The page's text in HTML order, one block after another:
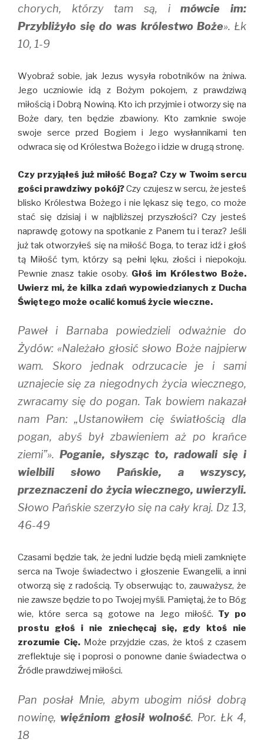
chorych, którzy tam są, imówcie im:
Przybliżyło się do was królestwo Boże». Łk
10, 1-9
Wyobraź sobie, jak Jezus wysyła robotników na żniwa.
Jego uczniowie idą z Bożym pokojem, z prawdziwą
miłością i Dobrą Nowiną. Kto ich przyjmie i otworzy się na
Boże dary, ten będzie zbawiony. Kto zamknie swoje
swoje serce przed Bogiem i Jego wysłannikami ten
odwraca się od Królestwa Bożego i idzie w drugą stronę.
Czy przyjąłeś już miłość Boga? Czy w Twoim sercu
gości prawdziwy pokój?Czy czujesz w sercu, że jesteś
blisko Królestwa Bożego i nie lękasz się tego, co może
stać się dzisiaj i w najbliższej przyszłości? Czy jesteś
naprawdę gotowy na spotkanie z Panem tu i teraz? Jeśli
już tak otworzyłeś się na miłość Boga, to teraz idź i głoś
tą Miłość tym, którzy są pełni lęku, złości i niepokoju.
Pewnie znasz takie osoby. Głoś im Królestwo Boże.
Uwierz mi, że kilka zdań wypowiedzianych z Ducha
Świętego może ocalić komuś życie wieczne.
Paweł i Barnaba powiedzieli odważnie do
Żydów: «Należało głosić słowo Boże najpierw
wam. Skoro jednak odrzucacie je i sami
uznajecie się za niegodnych życia wiecznego,
zwracamy się do pogan. Tak bowiem nakazał
nam Pan: „Ustanowiłem cię światłością dla
pogan, abyś był zbawieniem aż po krańce
ziemi”». Poganie, słysząc to, radowali się i
wielbili słowo Pańskie, a wszyscy,
przeznaczeni do życia wiecznego, uwierzyli.
Słowo Pańskie szerzyło się na cały kraj. Dz 13,
46-49
Czasami będzie tak, że jedni ludzie będą mieli zamknięte
serca na Twoje świadectwo i głoszenie Ewangelii, a inni
otworzą się z radością. Ty obserwując to, zauważysz, że
nie zawsze będzie to po Twojej myśli. Pamiętaj, że to Bóg
wie, które serca są gotowe na Jego miłość. Ty po
prostu głoś i nie zniechęcaj się, gdy ktoś nie
zrozumie Cię. Może przyjdzie czas, że ktoś z czasem
zreflektuje się i poprosi o ponowne danie świadectwa o
Źródle prawdziwej miłości.
Pan posłał Mnie, abym ubogim niósł dobrą
nowinę, więźniom głosił wolność. Por. Łk 4,
18